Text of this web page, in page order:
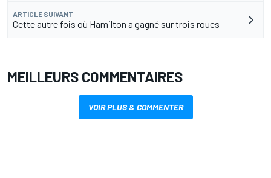
ARTICLE SUIVANT
Cette autre fois où Hamilton a gagné sur trois roues
MEILLEURS COMMENTAIRES
VOIR PLUS & COMMENTER